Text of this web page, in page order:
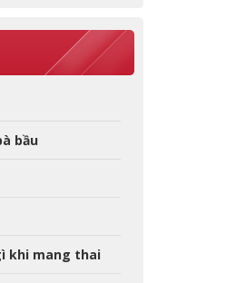
bầu
khi mang thai